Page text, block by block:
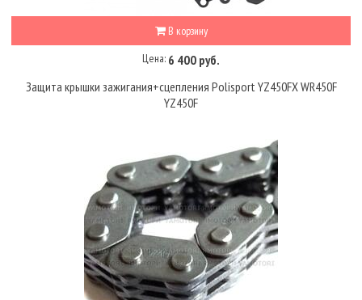
В корзину
Цена: 6 400 руб.
Защита крышки зажигания+сцепления Polisport YZ450FX WR450F
YZ450F